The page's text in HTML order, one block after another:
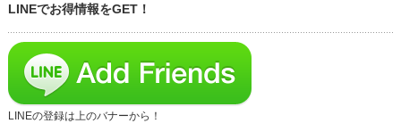
LINEでお得情報をGET！
LINEの登録は上のバナーから！